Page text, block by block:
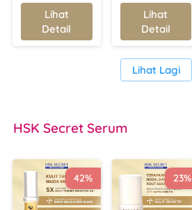
Membersihkan
Wajah dengan
Lembut | Non-
Lihat
Detail
Acne) | Kurangi
Minyak &
Cegah
Lihat
Detail
`Lihat Lagi
HSK Secret Serum
42% 23%